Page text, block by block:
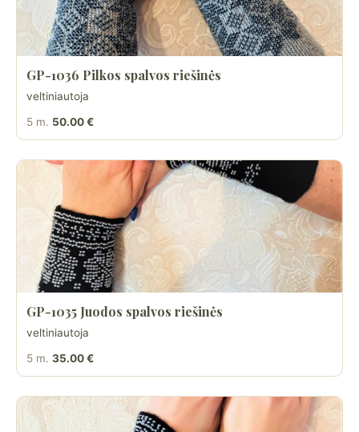
GP-1036 Pilkos spalvos riešinės
veltiniautoja
5 m. 50.00 €
GP-1035 Juodos spalvos riešinės
veltiniautoja
5 m. 35.00 €